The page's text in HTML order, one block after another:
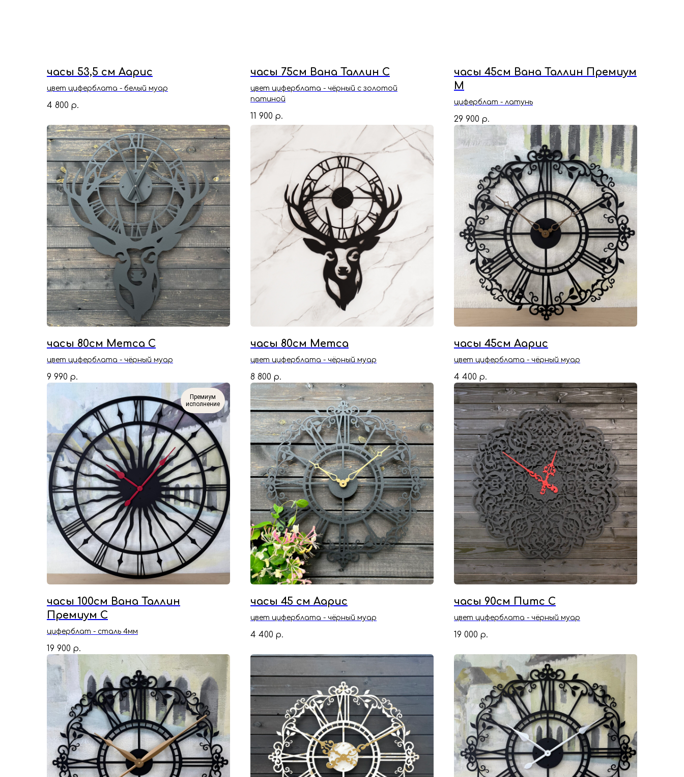
часы 53,5 см Аарис
цвет циферблата - белый муар
4 800 р.
часы 75см Вана Таллин С
цвет циферблата - чёрный с золотой
патиной
11 900 р.
часы 45см Вана Таллин Премиум
М
циферблат - латунь
29 900 р.
часы 80см Метса С
цвет циферблата - чёрный муар
9 990 р.
часы 80см Метса
цвет циферблата - чёрный муар
8 800 р.
часы 45см Аарис
цвет циферблата - чёрный муар
4 400 р.
Премиум
исполнение
часы 100см Вана Таллин
Премиум С
циферблат - сталь 4мм
19 900 р.
часы 45 см Аарис
цвет циферблата - чёрный муар
4 400 р.
часы 90см Питс С
цвет циферблата - чёрный муар
19 000 р.